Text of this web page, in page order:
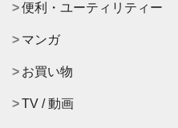
便利・ユーティリティー
マンガ
お買い物
TV / 動画